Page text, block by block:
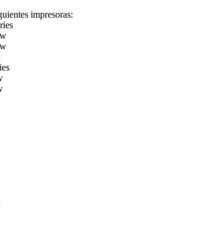
impresoras: